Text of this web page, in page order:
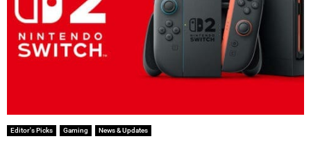
Editor's Picks Gaming News & Updates